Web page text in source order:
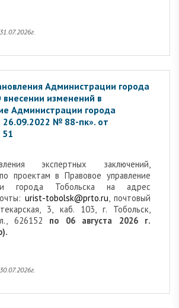
Администрации города
внесении изменений в
Администрации города
26.09.2022 № 88-пк». от
экспертных заключений,
проектам в Правовое управление
города Тобольска на адрес
urist-tobolsk@prto.ru, почтовый
3, каб. 103, г. Тобольск,
626152 по 06 августа 2026 г.